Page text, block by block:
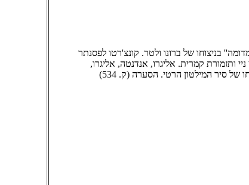
בניצוחו של ברונו ולטר. קונצ'רטו לפסנתר
(ק. 450) בביצוע אלי ניי ותזמורת קמרית. אליגרו, אנדנטה, אליגרו,